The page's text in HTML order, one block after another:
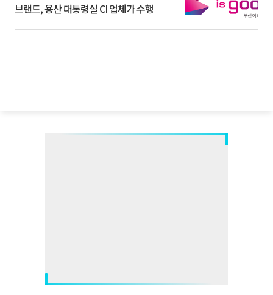
브랜드, 용산 대통령실 CI 업체가 수행